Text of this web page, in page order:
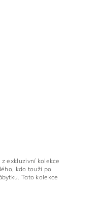
z exkluzivní kolekce
kdo touží po
Tato kolekce